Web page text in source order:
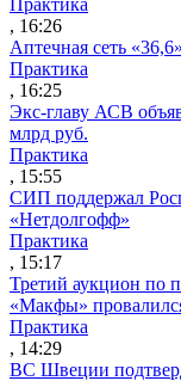
, 16:26
Аптечная сеть
Практика
, 16:25
Экс-главу АСВ
млрд руб.
Практика
, 15:55
СИП поддержал
«Нетдолгофф»
Практика
, 15:17
Третий аукцион по
«Макфы»
Практика
, 14:29
ВС Швеции